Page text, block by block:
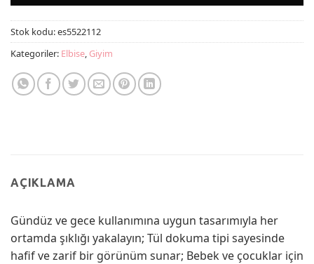
Stok kodu:es5522112
Kategoriler: Elbise Giyim
AÇIKLAMA
Gündüz ve gece kullanımına uygun tasarımıyla her
ortamda şıklığı yakalayın; Tül dokuma tipi sayesinde
hafif ve zarif bir görünüm sunar; Bebek ve çocuklar için